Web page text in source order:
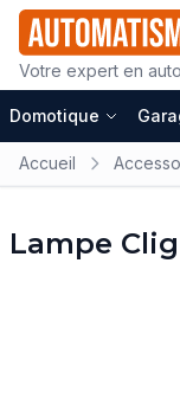
Votre expert en
Domotique
Accueil
Lampe